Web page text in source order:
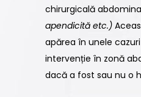
chirurgicală
apendicită etc.)
apărea în unele
intervenție în zonă
dacă a fost sau nu o